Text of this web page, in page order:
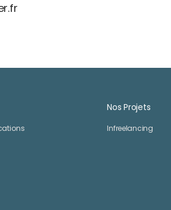
Nos Projets
Infreelancing